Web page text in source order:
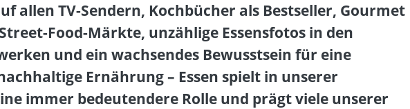
digital
Presse
Kontakt
allen TV-Sendern, Kochbücher als Bestseller, Gourmet
Food-Märkte, unzählige Essensfotos in den
und ein wachsendes Bewusstsein für eine
Ernährung – Essen spielt in unserer
immer bedeutendere Rolle und prägt viele unserer